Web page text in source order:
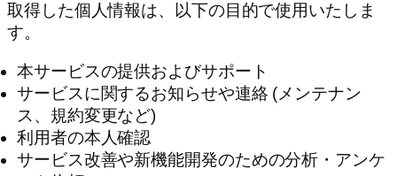
取得した個人情報は、以下の目的で使用いたしま
す。
本サービスの提供およびサポート
サービスに関するお知らせや連絡 (メンテナン
ス、規約変更など)
利用者の本人確認
サービス改善や新機能開発のための分析・アンケ